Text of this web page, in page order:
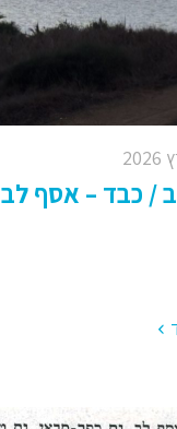
/ כבד – אסף לב